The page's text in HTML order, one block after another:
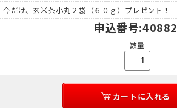
今だけ、玄米茶小丸２袋（６０ｇ）プレゼント！
申込番号:40882
数量
カートに入れる